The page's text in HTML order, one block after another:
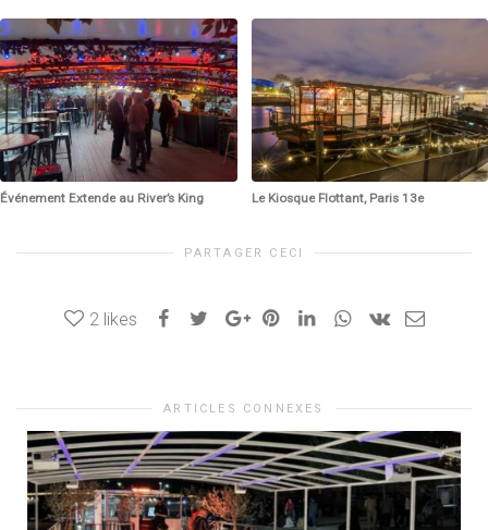
Événement Extende au River’s King Le Kiosque Flottant, Paris 13e
PARTAGER CECI
2 likes
ARTICLES CONNEXES